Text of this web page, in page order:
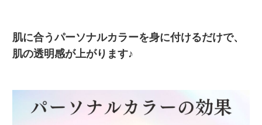
肌に合うパーソナルカラーを身に付けるだけで、
肌の透明感が上がります♪